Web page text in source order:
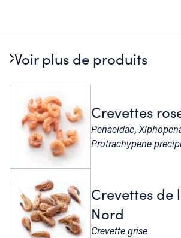
Voir plus de produits
Crevettes
Penaeidae,
Protrachypene
Crevettes de
Nord
Crevette grise